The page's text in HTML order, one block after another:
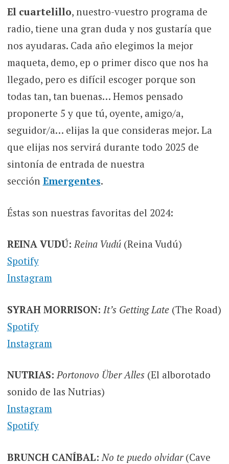
El cuartelillo, nuestro-vuestro programa de
radio, tiene una gran duda y nos gustaría que
nos ayudaras. Cada año elegimos la mejor
maqueta, demo, ep o primer disco que nos ha
llegado, pero es difícil escoger porque son
todas tan, tan buenas… Hemos pensado
proponerte 5 y que tú, oyente, amigo/a,
seguidor/a… elijas la que consideras mejor. La
que elijas nos servirá durante todo 2025 de
sintonía de entrada de nuestra
sección Emergentes.
Éstas son nuestras favoritas del 2024:
REINA VUDÚ: Reina Vudú (Reina Vudú)
Spotify
Instagram
SYRAH MORRISON: It’s Getting Late (The Road)
Spotify
Instagram
NUTRIAS: Portonovo Über Alles(El alborotado
sonido de las Nutrias)
Instagram
Spotify
BRUNCH CANÍBAL: No te puedo olvidar(Cave